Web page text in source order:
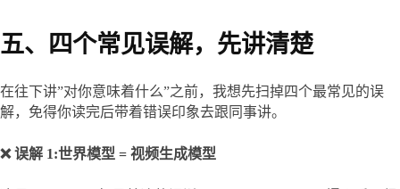
五、四个常见误解，先讲清楚
在往下讲”对你意味着什么”之前，我想先扫掉四个最常见的误
解，免得你读完后带着错误印象去跟同事讲。
❌ 误解 1:世界模型 = 视频生成模型